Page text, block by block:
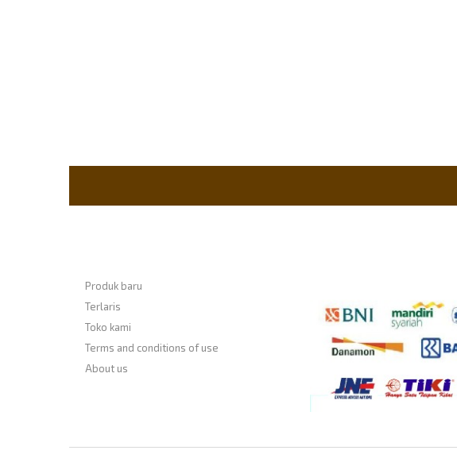
Produk baru
Terlaris
Toko kami
Terms and conditions of use
About us